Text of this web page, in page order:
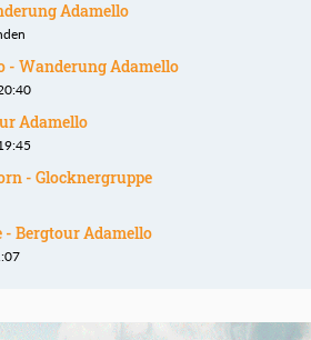
Adamello
- Wanderung Adamello
Adamello
- Glocknergruppe
- Bergtour Adamello